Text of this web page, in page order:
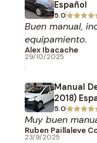
Español
5.0
Buen manual,
equipamiento.
Alex Ibacache
29/10/2025
Manual
2018)
5.0
Muy buen
Ruben Paillaleve
23/9/2025